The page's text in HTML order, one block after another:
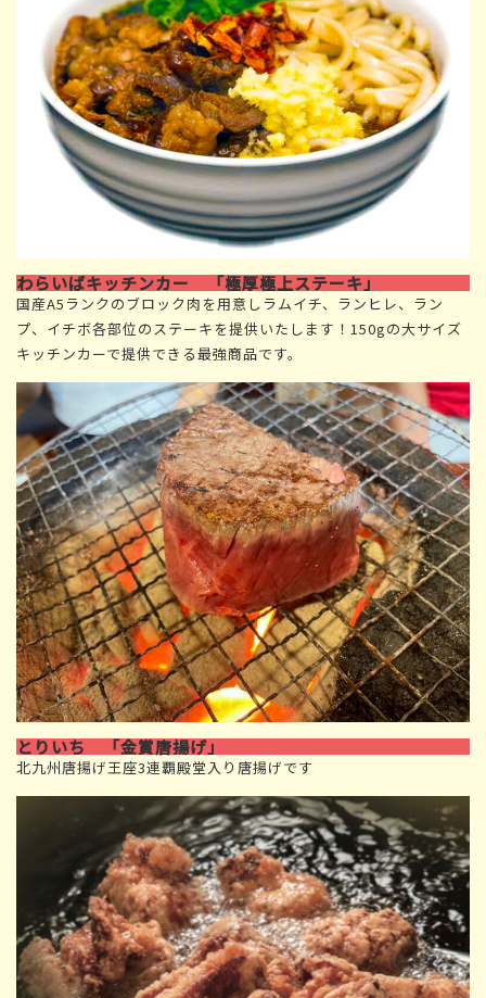
わらいばキッチンカー 「極厚極上ステーキ」
国産A5ランクのブロック肉を用意しラムイチ、ランヒレ、ラン
プ、イチボ各部位のステーキを提供いたします！150gの大サイズ
キッチンカーで提供できる最強商品です。
とりいち 「金賞唐揚げ」
北九州唐揚げ王座3連覇殿堂入り唐揚げです